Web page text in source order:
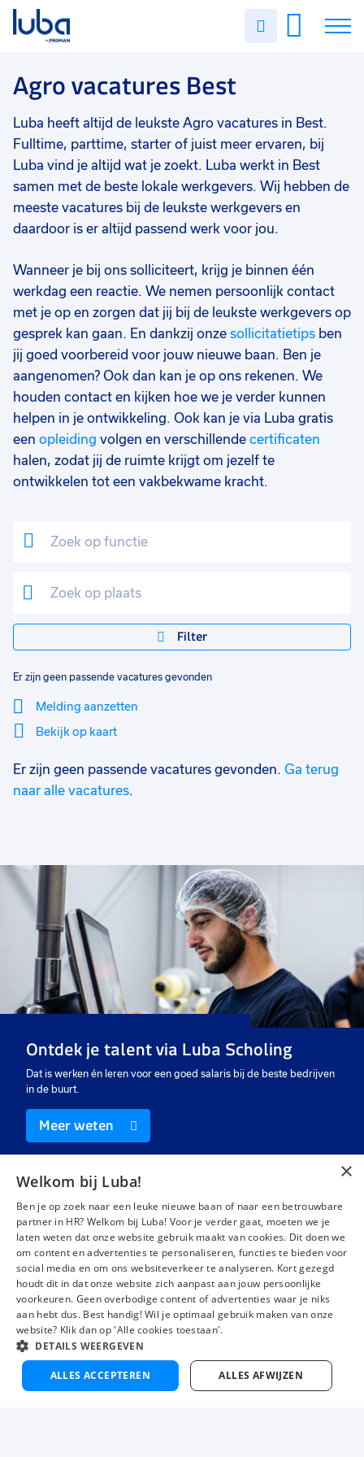
Uren
Vacatures
Over ons
Voor werkgevers
Contact
Agro vacatures Best
Luba heeft altijd de leukste Agro vacatures in Best.
Fulltime, parttime, starter of juist meer ervaren, bij
Luba vind je altijd wat je zoekt. Luba werkt in Best
samen met de beste lokale werkgevers. Wij hebben de
meeste vacatures bij de leukste werkgevers en
daardoor is er altijd passend werk voor jou.
Wanneer je bij ons solliciteert, krijg je binnen één
werkdag een reactie. We nemen persoonlijk contact
met je op en zorgen dat jij bij de leukste werkgevers op
gesprek kan gaan. En dankzij onze sollicitatietips ben
jij goed voorbereid voor jouw nieuwe baan. Ben je
aangenomen? Ook dan kan je op ons rekenen. We
houden contact en kijken hoe we je verder kunnen
helpen in je ontwikkeling. Ook kan je via Luba gratis
een opleiding volgen en verschillende certificaten
halen, zodat jij de ruimte krijgt om jezelf te
ontwikkelen tot een vakbekwame kracht.
Filter
Filter vacatures
Vakgebied 0
Opleidingsniveau
Uren per week 0
Er zijn geen passende vacatures gevonden
Melding aanzetten
Bekijk op kaart
Sluiten
Er zijn geen passende vacatures gevonden. Ga terug
naar alle vacatures.
Ontdek je talent via Luba Scholing
Dat is werken én leren voor een goed salaris bij de beste bedrijven
in de buurt.
Meer weten
Vacatures
Over ons
Werken bij Luba
Voor werkgevers
Mijn Luba
Contact
×
Welkom bij Luba!
Ben je op zoek naar een leuke nieuwe baan of naar een betrouwbare
partner in HR? Welkom bij Luba! Voor je verder gaat, moeten we je
laten weten dat onze website gebruik maakt van cookies. Dit doen we
om content en advertenties te personaliseren, functies te bieden voor
social media en om ons websiteverkeer te analyseren. Kort gezegd
houdt dit in dat onze website zich aanpast aan jouw persoonlijke
voorkeuren. Geen overbodige content of advertenties waar je niks
aan hebt dus. Best handig! Wil je optimaal gebruik maken van onze
website? Klik dan op 'Alle cookies toestaan'.
DETAILS WEERGEVEN
ALLES ACCEPTEREN ALLES AFWIJZEN